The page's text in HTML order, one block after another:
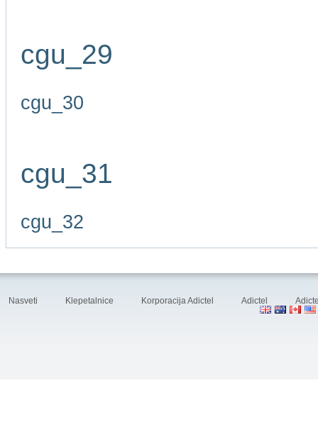
cgu_29
cgu_30
cgu_31
cgu_32
Nasveti Klepetalnice Korporacija Adictel Adictel